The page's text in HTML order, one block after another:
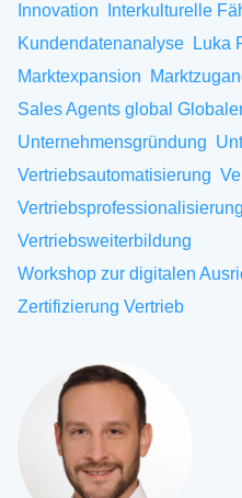
Innovation
Interkulturelle
Kundendatenanalyse
Luka
Marktexpansion
Sales Agents global
Unternehmensgründung
Vertriebsautomatisierung
Vertriebsprofessionalisierung
Vertriebsweiterbildung
Workshop zur digitalen
Zertifizierung Vertrieb